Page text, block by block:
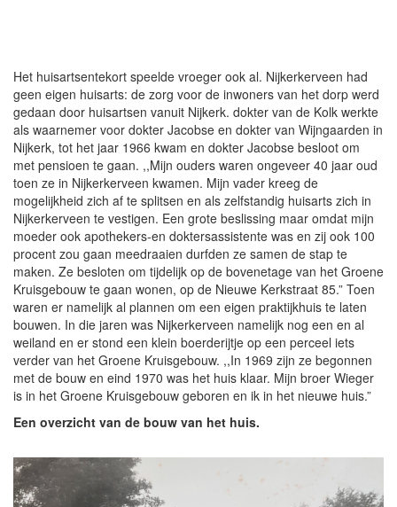
Het huisartsentekort speelde vroeger ook al. Nijkerkerveen had
geen eigen huisarts: de zorg voor de inwoners van het dorp werd
gedaan door huisartsen vanuit Nijkerk. dokter van de Kolk werkte
als waarnemer voor dokter Jacobse en dokter van Wijngaarden in
Nijkerk, tot het jaar 1966 kwam en dokter Jacobse besloot om
met pensioen te gaan. ,,Mijn ouders waren ongeveer 40 jaar oud
toen ze in Nijkerkerveen kwamen. Mijn vader kreeg de
mogelijkheid zich af te splitsen en als zelfstandig huisarts zich in
Nijkerkerveen te vestigen. Een grote beslissing maar omdat mijn
moeder ook apothekers-en doktersassistente was en zij ook 100
procent zou gaan meedraaien durfden ze samen de stap te
maken. Ze besloten om tijdelijk op de bovenetage van het Groene
Kruisgebouw te gaan wonen, op de Nieuwe Kerkstraat 85.” Toen
waren er namelijk al plannen om een eigen praktijkhuis te laten
bouwen. In die jaren was Nijkerkerveen namelijk nog een en al
weiland en er stond een klein boerderijtje op een perceel iets
verder van het Groene Kruisgebouw. ,,In 1969 zijn ze begonnen
met de bouw en eind 1970 was het huis klaar. Mijn broer Wieger
is in het Groene Kruisgebouw geboren en ik in het nieuwe huis.”
Een overzicht van de bouw van het huis.